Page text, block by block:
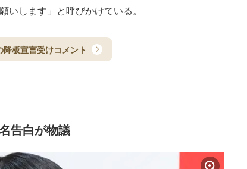
します」と呼びかけている。
板宣言受けコメント
告白が物議